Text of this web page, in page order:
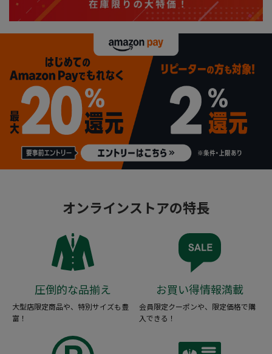
オンラインストアの特長
圧倒的な品揃え
大型店限定商品や、特別サイズも豊
富！
お買い得情報満載
会員限定クーポンや、限定価格で購
入できる！